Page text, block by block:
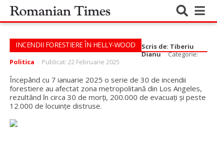
INCENDII FORESTIERE ÎN HELLY-WOOD Scris de: Tiberiu
Dianu
Categorie:
Politica
Publicat: 22 Februarie 2025
Începând cu 7 ianuarie 2025 o serie de 30 de incendii
forestiere au afectat zona metropolitană din Los Angeles,
rezultând în circa 30 de morți, 200.000 de evacuați și peste
12.000 de locuințe distruse.